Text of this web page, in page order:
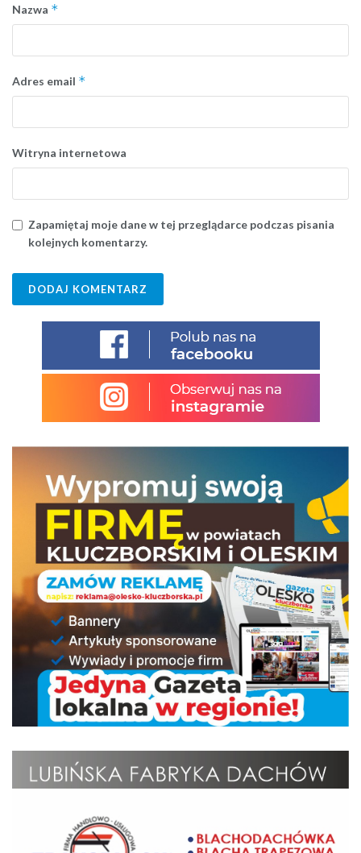
Nazwa *
Adres email *
Witryna internetowa
Zapamiętaj moje dane w tej przeglądarce podczas pisania
kolejnych komentarzy.